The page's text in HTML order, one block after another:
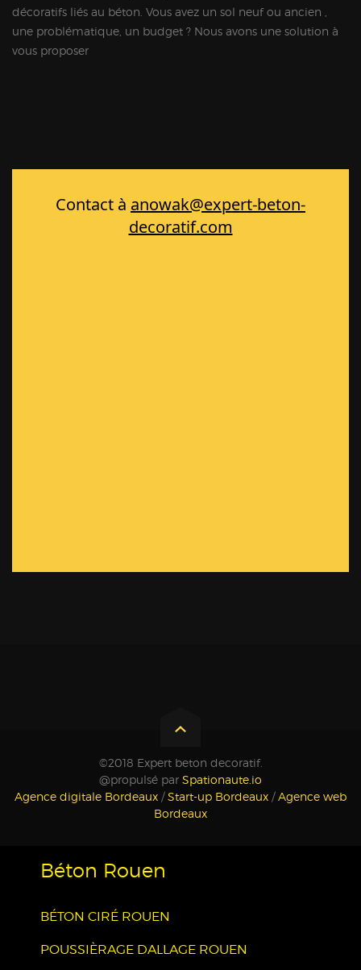
décoratifs liés au béton. Vous avez un sol neuf ou ancien ,
une problématique, un budget ? Nous avons une solution à
vous proposer
©2018 Expert beton decoratif.
@propulsé par Spationaute.io
Agence digitale Bordeaux /Start-up Bordeaux /Agence web
Bordeaux
Béton Rouen
BÉTON CIRÉ ROUEN
POUSSIÈRAGE DALLAGE ROUEN